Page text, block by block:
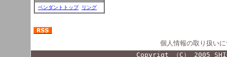
ペンダントトップ リング
個人情報の取り扱い
Copyrigt （C） 2005